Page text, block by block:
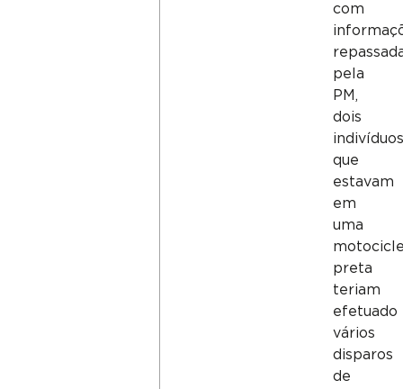
com
pela
PM,
dois
indivíduos
que
estavam
em
uma
preta
teriam
efetuado
vários
disparos
de